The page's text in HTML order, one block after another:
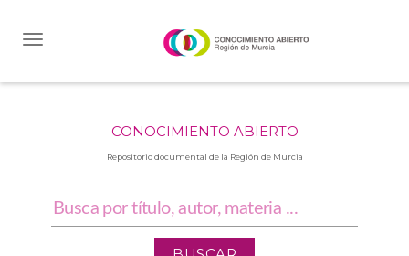
CONOCIMIENTO ABIERTO
Repositorio documental de la Región de Murcia